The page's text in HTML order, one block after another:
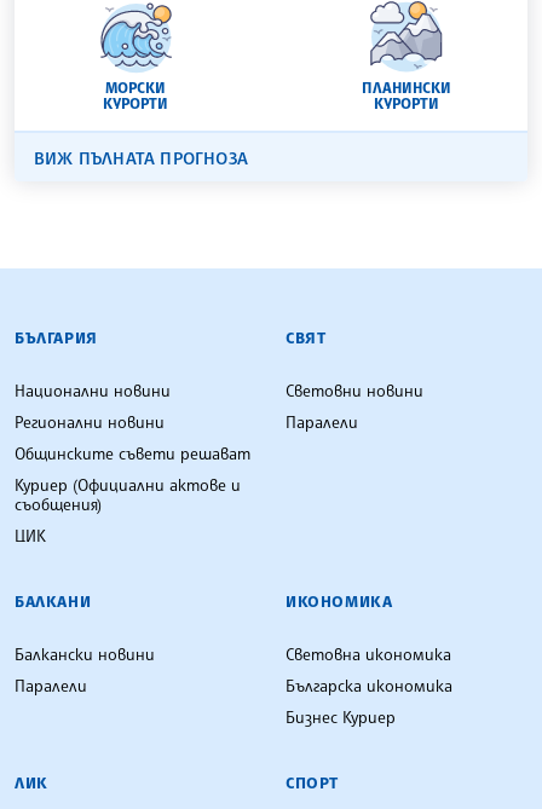
МОРСКИ
КУРОРТИ
ПЛАНИНСКИ
КУРОРТИ
ВИЖ ПЪЛНАТА ПРОГНОЗА
БЪЛГАРСКА ТЕЛЕГРАФНА АГЕНЦИЯ
БЪЛГАРИЯ
Национални новини
Регионални новини
Общинските съвети решават
Куриер (Официални актове и
съобщения)
ЦИК
СВЯТ
Световни новини
Паралели
БАЛКАНИ
Балкански новини
Паралели
ИКОНОМИКА
Световна икономика
Българска икономика
Бизнес Куриер
ЛИК СПОРТ